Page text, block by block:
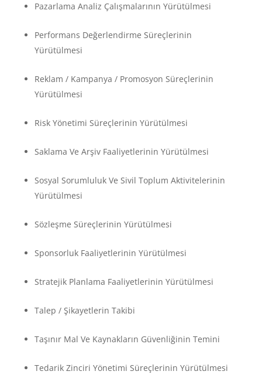
Pazarlama Analiz Çalışmalarının Yürütülmesi
Performans Değerlendirme Süreçlerinin
Yürütülmesi
Reklam / Kampanya / Promosyon Süreçlerinin
Yürütülmesi
Risk Yönetimi Süreçlerinin Yürütülmesi
Saklama Ve Arşiv Faaliyetlerinin Yürütülmesi
Sosyal Sorumluluk Ve Sivil Toplum Aktivitelerinin
Yürütülmesi
Sözleşme Süreçlerinin Yürütülmesi
Sponsorluk Faaliyetlerinin Yürütülmesi
Stratejik Planlama Faaliyetlerinin Yürütülmesi
Talep / Şikayetlerin Takibi
Taşınır Mal Ve Kaynakların Güvenliğinin Temini
Tedarik Zinciri Yönetimi Süreçlerinin Yürütülmesi